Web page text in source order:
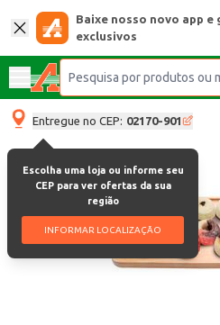
Baixe nosso novo app e
exclusivos
Entregue no CEP: 02170-901
Escolha uma loja ou informe seu
CEP para ver ofertas da sua
região
INFORMAR LOCALIZAÇÃO